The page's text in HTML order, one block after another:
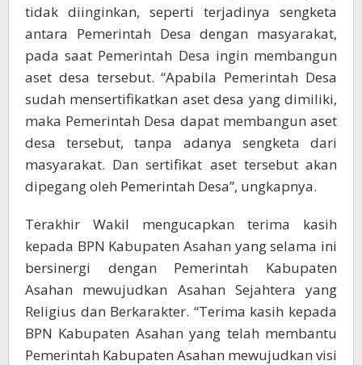
tidak diinginkan, seperti terjadinya sengketa
antara Pemerintah Desa dengan masyarakat,
pada saat Pemerintah Desa ingin membangun
aset desa tersebut. “Apabila Pemerintah Desa
sudah mensertifikatkan aset desa yang dimiliki,
maka Pemerintah Desa dapat membangun aset
desa tersebut, tanpa adanya sengketa dari
masyarakat. Dan sertifikat aset tersebut akan
dipegang oleh Pemerintah Desa”, ungkapnya.
Terakhir Wakil mengucapkan terima kasih
kepada BPN Kabupaten Asahan yang selama ini
bersinergi dengan Pemerintah Kabupaten
Asahan mewujudkan Asahan Sejahtera yang
Religius dan Berkarakter. “Terima kasih kepada
BPN Kabupaten Asahan yang telah membantu
Pemerintah Kabupaten Asahan mewujudkan visi